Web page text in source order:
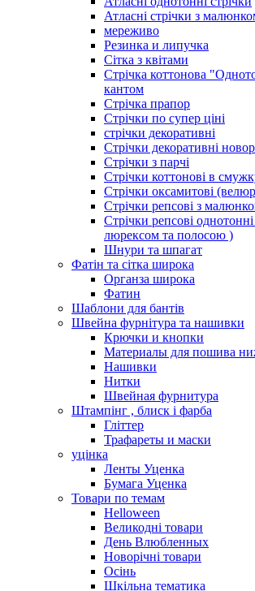
Атласні стрічки з
мереживо
Резинка и липучка
Сітка з квітами
Стрічка коттонова
кантом
Стрічка прапор
Стрічки по супер ціні
стрічки декоративні
Стрічки декоративні
Стрічки з парчі
Стрічки коттонові в
Стрічки оксамитові
Стрічки репсові з
Стрічки репсові однотонні
люрексом та полосою )
Шнури та шпагат
Фатін та сітка широка
Органза широка
Фатин
Шаблони для бантів
Швейна фурнітура та нашивки
Крючки и кнопки
Материалы для пошива
Нашивки
Нитки
Швейная фурнитура
Штампінг , блиск і фарба
Гліттер
Трафареты и маски
уцінка
Ленты Уценка
Бумага Уценка
Товари по темам
Helloween
Великодні товари
День Влюбленных
Новорічні товари
Осінь
Шкільна тематика